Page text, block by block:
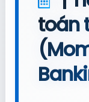
toán